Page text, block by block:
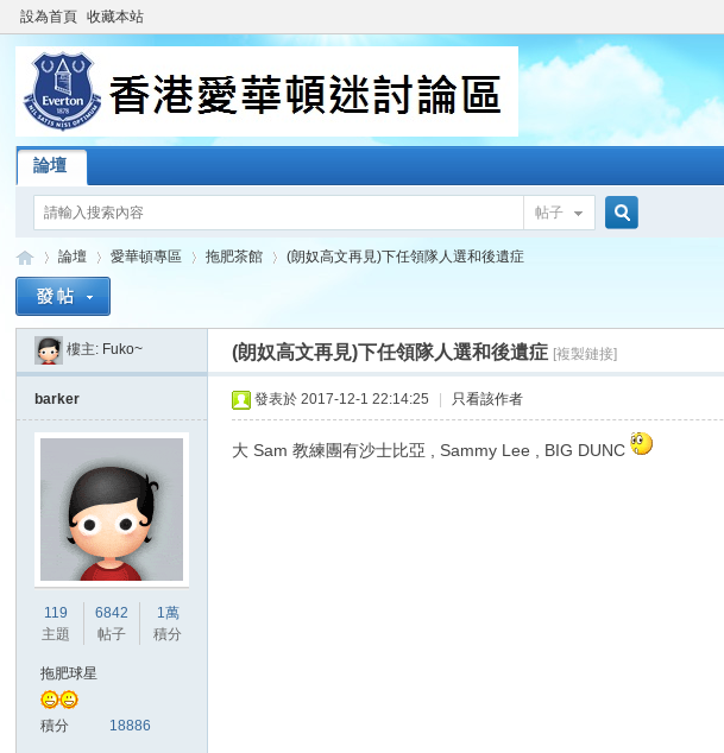
設為首頁 收藏本站
論壇
帖子
索
»
論壇
›
愛華頓專區 拖肥茶館
›
(朗奴高文再見)下任領隊人選和後遺症
樓主: Fuko~ (朗奴高文再見)下任領隊人選和後遺症 [複製鏈接]
barker
119
主題
6842
帖子
1萬
積分
拖肥球星
積分 18886
發表於 2017-12-1 22:14:25 只看該作者
大 Sam 教練團有沙士比亞 , Sammy Lee , BIG DUNC